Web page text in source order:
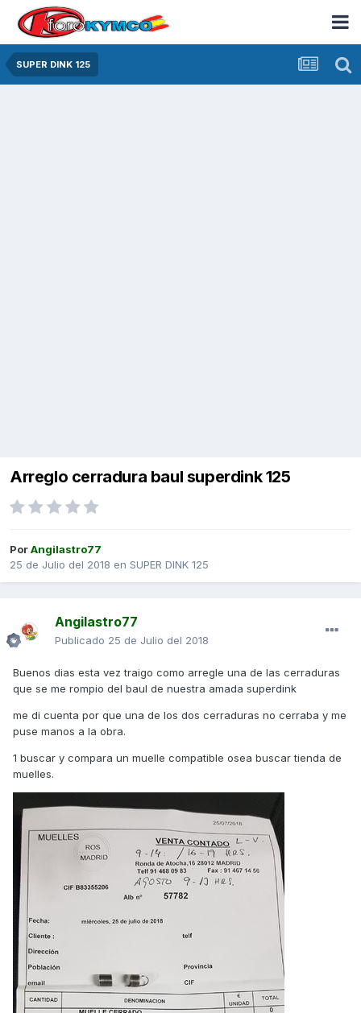
SUPER DINK 125
Arreglo cerradura baul superdink 125
PorAngilastro77
25 de Julio del 2018 en SUPER DINK 125
Angilastro77
Publicado 25 de Julio del 2018
Buenos dias esta vez traigo como arregle una de las cerraduras
que se me rompio del baul de nuestra amada superdink
me di cuenta por que una de los dos cerraduras no cerraba y me
puse manos a la obra.
1 buscar y compara un muelle compatible osea buscar tienda de
muelles.